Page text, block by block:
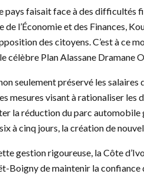
pays faisait face à des difficultés
de l’Économie et des Finances,
des citoyens. C’est à ce
célèbre Plan Alassane Dramane
seulement préservé les
mesures visant à rationaliser les
la réduction du parc automobile
à cinq jours, la création de
gestion rigoureuse, la Côte
Boigny de maintenir la confiance